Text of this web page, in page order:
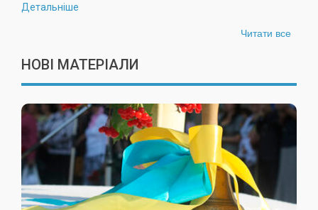
Детальніше
Читати все
НОВІ МАТЕРІАЛИ